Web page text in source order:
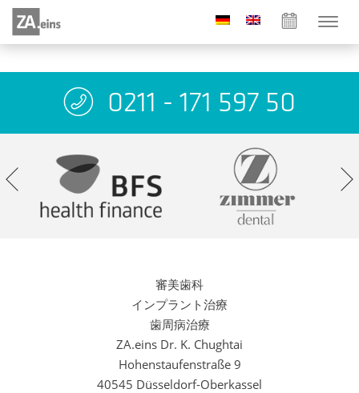
0211 - 171 597 50
審美歯科
インプラント治療
歯周病治療
ZA.eins Dr. K. Chughtai
Hohenstaufenstraße 9
40545 Düsseldorf-Oberkassel